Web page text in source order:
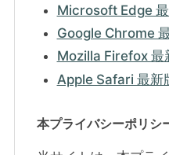
Microsoft Edge
Google Chrome
Mozilla Firefox 最
Apple Safari 最新
本プライバシーポリシ